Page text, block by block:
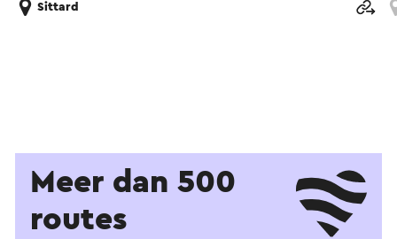
Sittard
Meer dan 500
routes